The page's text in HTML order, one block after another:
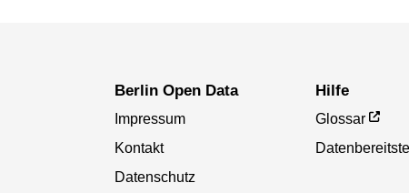
Berlin Open Data
Impressum
Kontakt
Datenschutz
Hilfe
Glossar